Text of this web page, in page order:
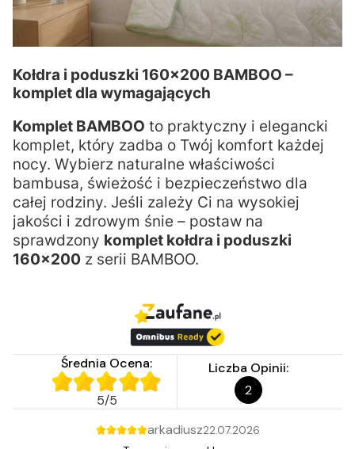
Kołdra i poduszki 160x200 BAMBOO –
komplet dla wymagających
Komplet BAMBOO to praktyczny i elegancki
komplet, który zadba o Twój komfort każdej
nocy. Wybierz naturalne właściwości
bambusa, świeżość i bezpieczeństwo dla
całej rodziny. Jeśli zależy Ci na wysokiej
jakości i zdrowym śnie – postaw na
sprawdzony komplet kołdra i poduszki
160x200 z serii BAMBOO.
Średnia Ocena:
5/5
Liczba Opinii:
2
arkadiusz22.07.2026